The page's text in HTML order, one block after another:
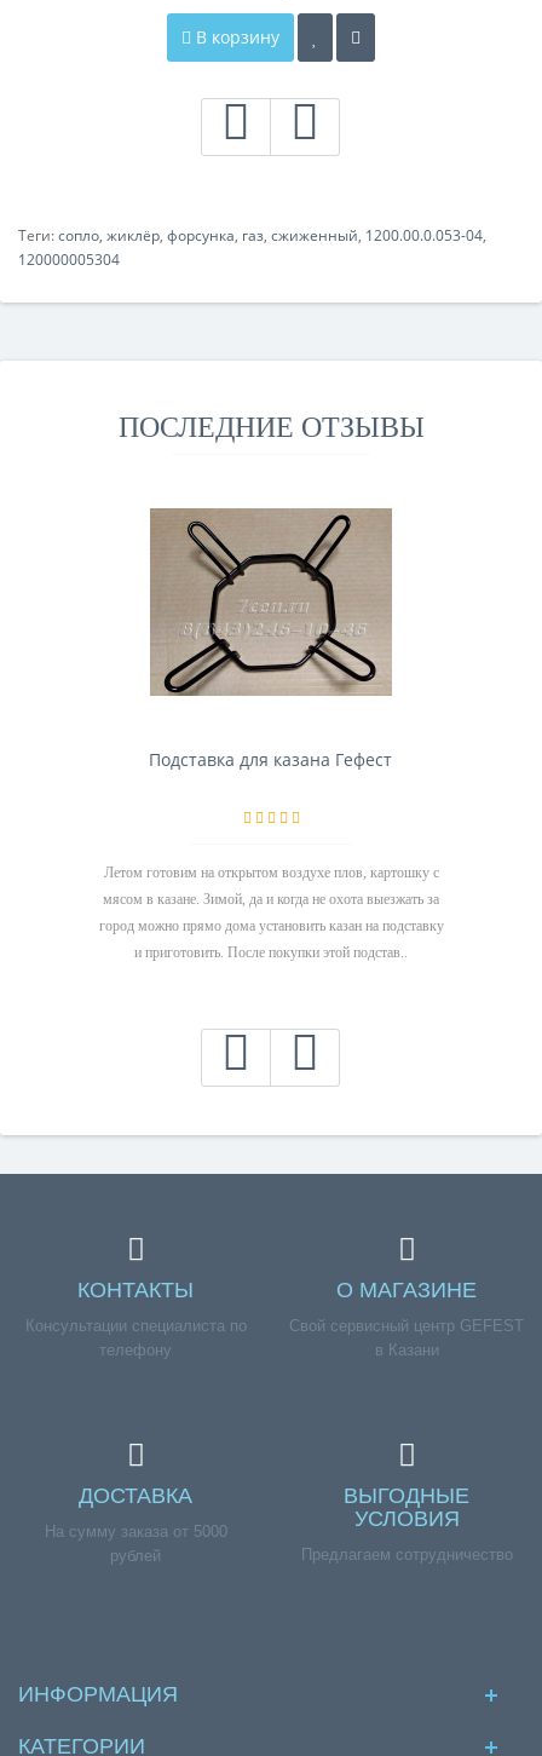
В корзину
Теги:сопло, жиклёр, форсунка, газ, сжиженный, 1200.00.0.053-04,
120000005304
ПОСЛЕДНИЕ ОТЗЫВЫ
Подставка для казана Гефест
Летом готовим на открытом воздухе плов, картошку с
мясом в казане. Зимой, да и когда не охота выезжать за
город можно прямо дома установить казан на подставку
и приготовить. После покупки этой подстав..
КОНТАКТЫ
Консультации специалиста по
телефону
О МАГАЗИНЕ
Свой сервисный центр GEFEST
в Казани
ДОСТАВКА
На сумму заказа от 5000
рублей
ВЫГОДНЫЕ
УСЛОВИЯ
Предлагаем сотрудничество
ИНФОРМАЦИЯ
КАТЕГОРИИ